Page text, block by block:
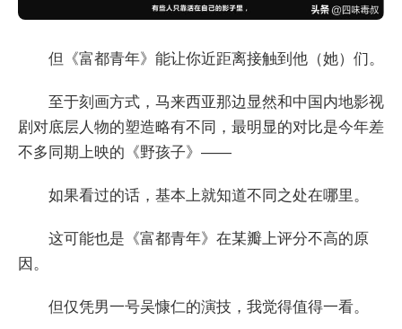
但《富都青年》能让你近距离接触到他（她）们。
至于刻画方式，马来西亚那边显然和中国内地影视
剧对底层人物的塑造略有不同，最明显的对比是今年差
不多同期上映的《野孩子》——
如果看过的话，基本上就知道不同之处在哪里。
这可能也是《富都青年》在某瓣上评分不高的原
因。
但仅凭男一号吴慷仁的演技，我觉得值得一看。